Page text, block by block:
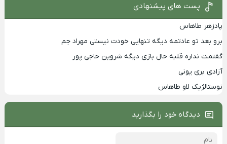
پست های پیشنهادی
پادزهر طاهاس
برو بعد تو عادتمه دیگه تنهایی خودت نیستی مهراد جم
گفتمت نداره قلبه حال بازی دیگه شروین حاجی پور
آزادی بری یونی
نوستالژیک لاو طاهاس
دیدگاه خود را بگذارید